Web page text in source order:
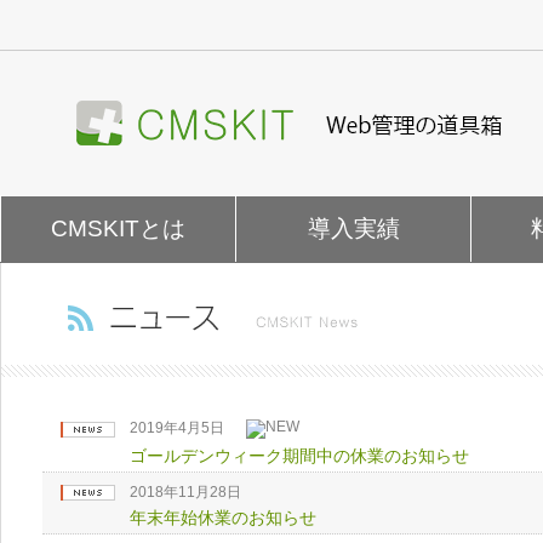
ン
を
CMSKITとは 導入実績
2019年4月5日
ゴールデンウィーク期間中の休業のお知らせ
2018年11月28日
年末年始休業のお知らせ